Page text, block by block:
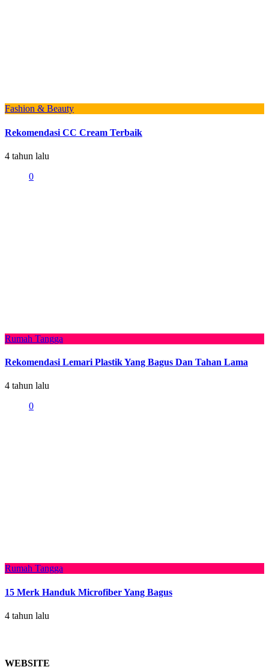
Fashion & Beauty
Rekomendasi CC Cream Terbaik
4 tahun lalu
0
Rumah Tangga
Rekomendasi Lemari Plastik Yang Bagus Dan Tahan Lama
4 tahun lalu
0
Rumah Tangga
15 Merk Handuk Microfiber Yang Bagus
4 tahun lalu
WEBSITE